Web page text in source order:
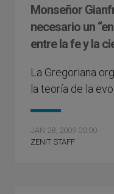
Monseñor
necesario un
entre la fe y la
La Gregoriana
la teoría de la
JAN 28, 2009 00:00
ZENIT STAFF